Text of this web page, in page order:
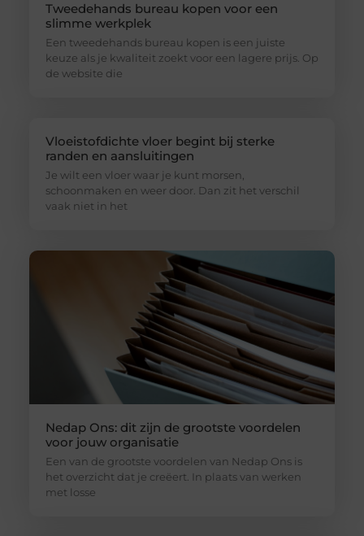
Tweedehands bureau kopen voor een
slimme werkplek
Een tweedehands bureau kopen is een juiste
keuze als je kwaliteit zoekt voor een lagere prijs. Op
de website die
Vloeistofdichte vloer begint bij sterke
randen en aansluitingen
Je wilt een vloer waar je kunt morsen,
schoonmaken en weer door. Dan zit het verschil
vaak niet in het
Nedap Ons: dit zijn de grootste voordelen
voor jouw organisatie
Een van de grootste voordelen van Nedap Ons is
het overzicht dat je creëert. In plaats van werken
met losse